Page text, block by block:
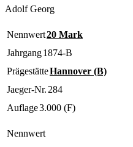
Adolf Georg
Nennwert20 Mark
Jahrgang1874-B
PrägestätteHannover (B)
Jaeger-Nr. 284
Auflage3.000 (F)
Nennwert